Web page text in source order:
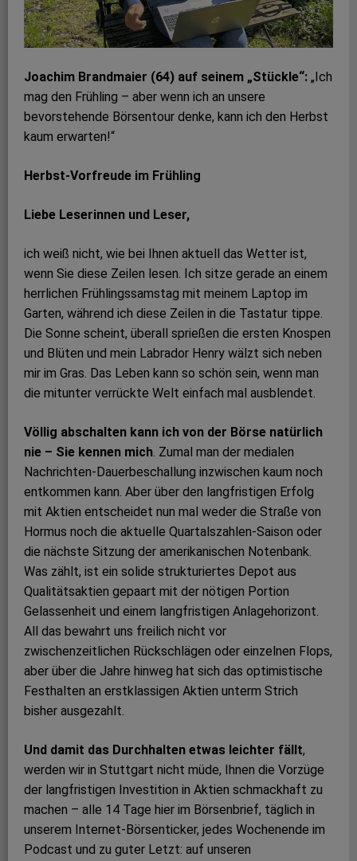
Joachim Brandmaier (64) auf seinem „Stückle“: „Ich
mag den Frühling – aber wenn ich an unsere
bevorstehende Börsentour denke, kann ich den Herbst
kaum erwarten!“
Herbst-Vorfreude im Frühling
Liebe Leserinnen und Leser,
ich weiß nicht, wie bei Ihnen aktuell das Wetter ist,
wenn Sie diese Zeilen lesen. Ich sitze gerade an einem
herrlichen Frühlingssamstag mit meinem Laptop im
Garten, während ich diese Zeilen in die Tastatur tippe.
Die Sonne scheint, überall sprießen die ersten Knospen
und Blüten und mein Labrador Henry wälzt sich neben
mir im Gras. Das Leben kann so schön sein, wenn man
die mitunter verrückte Welt einfach mal ausblendet.
Völlig abschalten kann ich von der Börse natürlich
nie – Sie kennen mich. Zumal man der medialen
Nachrichten-Dauerbeschallung inzwischen kaum noch
entkommen kann. Aber über den langfristigen Erfolg
mit Aktien entscheidet nun mal weder die Straße von
Hormus noch die aktuelle Quartalszahlen-Saison oder
die nächste Sitzung der amerikanischen Notenbank.
Was zählt, ist ein solide strukturiertes Depot aus
Qualitätsaktien gepaart mit der nötigen Portion
Gelassenheit und einem langfristigen Anlagehorizont.
All das bewahrt uns freilich nicht vor
zwischenzeitlichen Rückschlägen oder einzelnen Flops,
aber über die Jahre hinweg hat sich das optimistische
Festhalten an erstklassigen Aktien unterm Strich
bisher ausgezahlt.
Und damit das Durchhalten etwas leichter fällt,
werden wir in Stuttgart nicht müde, Ihnen die Vorzüge
der langfristigen Investition in Aktien schmackhaft zu
machen – alle 14 Tage hier im Börsenbrief, täglich in
unserem Internet-Börsenticker, jedes Wochenende im
Podcast und zu guter Letzt: auf unseren